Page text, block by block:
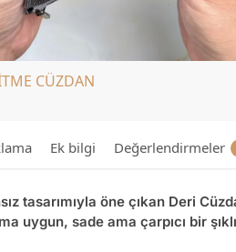
Ek bilgi Değerlendirmeler
tasarımıyla öne çıkan Deri
uygun, sade ama çarpıcı bir